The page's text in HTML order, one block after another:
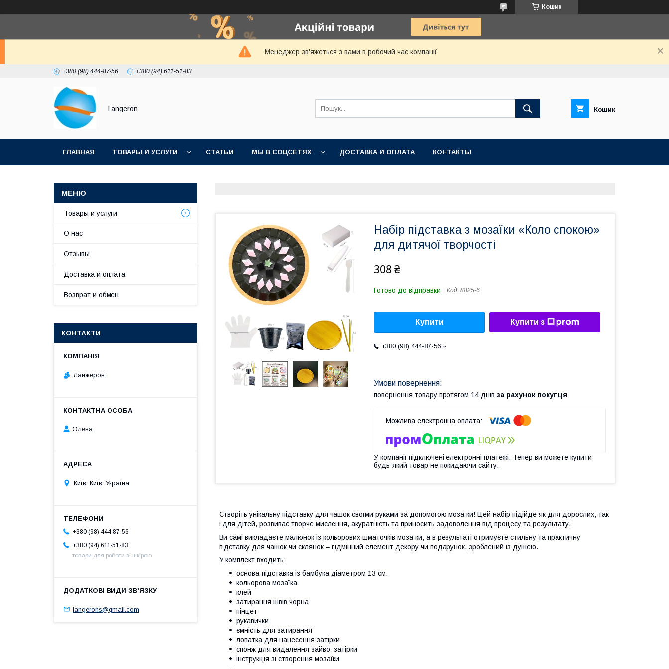
Кошик
Менеджер зв'яжеться з вами в робочий час компанії
+380 (98) 444-87-56 +380 (94) 611-51-83
Langeron Кошик
ГЛАВНАЯ ТОВАРЫ И УСЛУГИ СТАТЬИ МЫ В СОЦСЕТЯХ ДОСТАВКА И ОПЛАТА КОНТАКТЫ
Набір підставка з мозаїки «Коло спокою»
для дитячої творчості
308 ₴
Готово до відправки Код: 8825-6
Купити Купити з
+380 (98) 444-87-56
повернення товару протягом 14 днів за рахунок покупця
У компанії підключені електронні платежі. Тепер ви можете купити
будь-який товар не покидаючи сайту.
Створіть унікальну підставку для чашок своїми руками за допомогою мозаїки! Цей набір підійде як для дорослих, так
і для дітей, розвиває творче мислення, акуратність та приносить задоволення від процесу та результату.
Ви самі викладаєте малюнок із кольорових шматочків мозаїки, а в результаті отримуєте стильну та практичну
підставку для чашок чи склянок – відмінний елемент декору чи подарунок, зроблений із душею.
У комплект входить:
основа-підставка із бамбука діаметром 13 см.
кольорова мозаїка
клей
затирання швів чорна
пінцет
рукавички
ємність для затирання
лопатка для нанесення затірки
спонж для видалення зайвої затірки
інструкція зі створення мозаїки
Товары и услуги
О нас
Отзывы
Доставка и оплата
Возврат и обмен
КОНТАКТИ
Ланжерон
Олена
Київ, Київ, Україна
+380 (98) 444-87-56
+380 (94) 611-51-83
товари для роботи зі шкірою
langerons@gmail.com